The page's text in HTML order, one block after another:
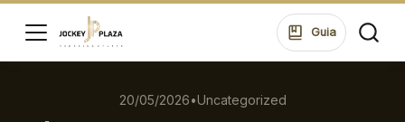
Guia
20/05/2026•Uncategorized